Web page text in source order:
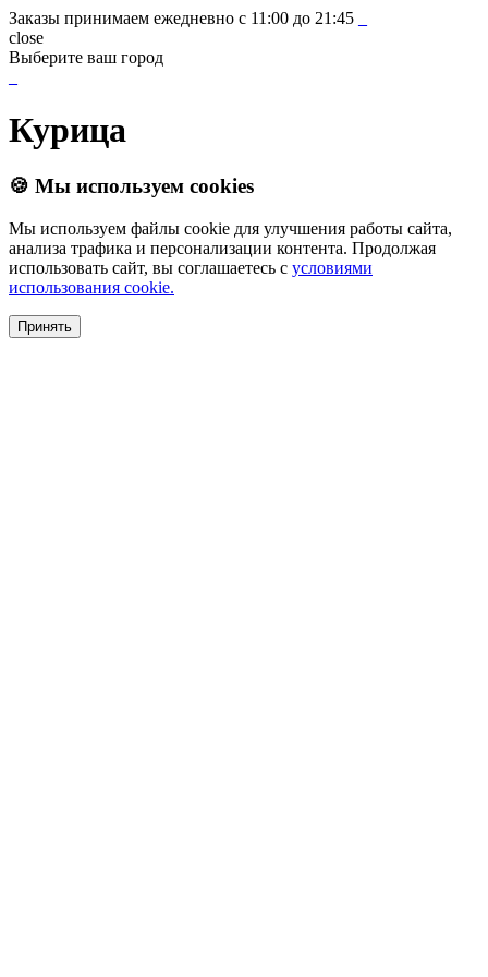
Заказы принимаем ежедневно с 11:00 до 21:45
close
Выберите ваш город
Курица
🍪 Мы используем cookies
Мы используем файлы cookie для улучшения работы сайта,
анализа трафика и персонализации контента. Продолжая
использовать сайт, вы соглашаетесь с условиями
использования cookie.
Принять